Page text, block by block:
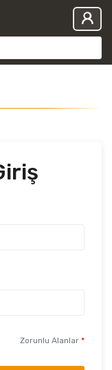
Zorunlu Alanlar *